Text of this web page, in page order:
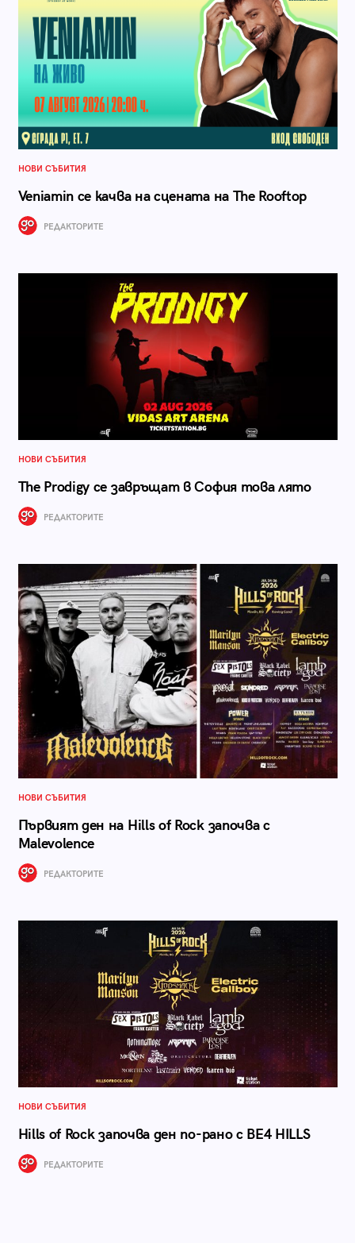
НОВИ СЪБИТИЯ
Veniamin се качва на сцената на The Rooftop
РЕДАКТОРИТЕ
НОВИ СЪБИТИЯ
The Prodigy се завръщат в София това лято
РЕДАКТОРИТЕ
НОВИ СЪБИТИЯ
Първият ден на Hills of Rock започва с
Malevolence
РЕДАКТОРИТЕ
НОВИ СЪБИТИЯ
Hills of Rock започва ден по-рано с BE4 HILLS
РЕДАКТОРИТЕ